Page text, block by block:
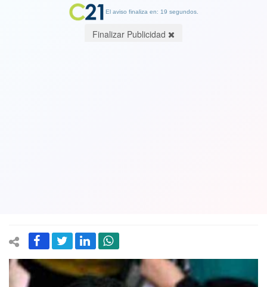
El aviso finaliza en: 19 segundos.
Finalizar Publicidad